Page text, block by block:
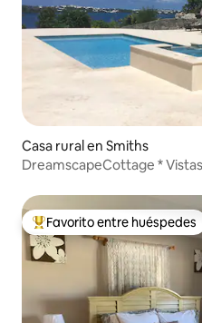
Casa rural en Smiths
DreamscapeCottage *
Favorito entre los
Favorito entre huéspedes